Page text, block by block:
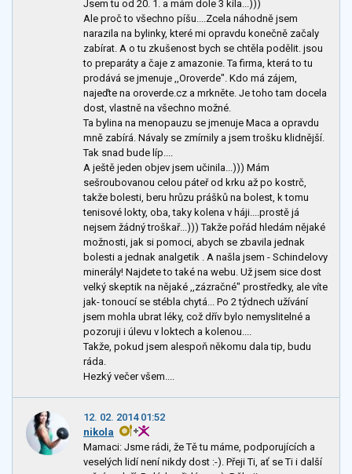
Jsem tu od 20. 1. a mám dole 3 kila...)))
Ale proč to všechno píšu....Zcela náhodně jsem
narazila na bylinky, které mi opravdu konečně začaly
zabírat. A o tu zkušenost bych se chtěla podělit. jsou
to preparáty a čaje z amazonie. Ta firma, která to tu
prodává se jmenuje ,,Oroverde". Kdo má zájem,
najeďte na oroverde.cz a mrkněte. Je toho tam docela
dost, vlastně na všechno možné.
Ta bylina na menopauzu se jmenuje Maca a opravdu
mně zabírá. Návaly se zmírnily a jsem trošku klidnější.
Tak snad bude líp....
A ještě jeden objev jsem učinila...))) Mám
sešroubovanou celou páteř od krku až po kostrč,
takže bolesti, beru hrůzu prášků na bolest, k tomu
tenisové lokty, oba, taky kolena v háji....prostě já
nejsem žádný troškař...))) Takže pořád hledám nějaké
možnosti, jak si pomoci, abych se zbavila jednak
bolesti a jednak analgetik . A našla jsem - Schindelovy
minerály! Najdete to také na webu. Už jsem sice dost
velký skeptik na nějaké ,,zázračné" prostředky, ale víte
jak- tonoucí se stébla chytá... Po 2 týdnech užívání
jsem mohla ubrat léky, což dřív bylo nemyslitelné a
pozoruji i úlevu v loktech a kolenou....
Takže, pokud jsem alespoň někomu dala tip, budu
ráda.
Hezký večer všem....
12. 02. 2014 01:52
nikola
Mamaci: Jsme rádi, že Tě tu máme, podporujících a
veselých lidí není nikdy dost :-). Přeji Ti, ať se Ti i další